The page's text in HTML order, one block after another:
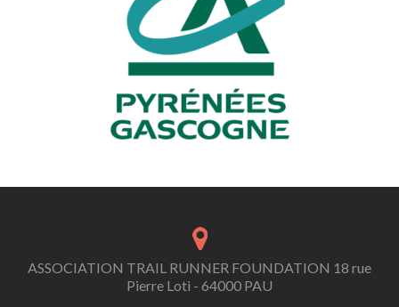
ASSOCIATION TRAIL RUNNER FOUNDATION 18 rue
Pierre Loti - 64000 PAU